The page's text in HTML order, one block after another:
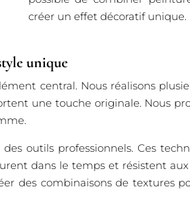
créer un effet décoratif unique.
unique
central. Nous réalisons
une touche originale. Nous
outils professionnels. Ces
dans le temps et résistent
des combinaisons de textures